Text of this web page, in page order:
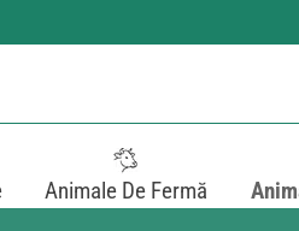
Animale De Fermă